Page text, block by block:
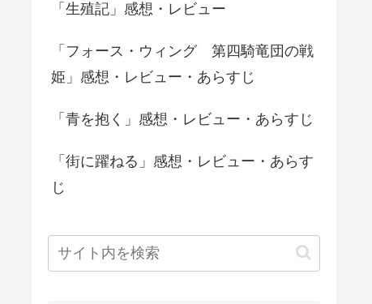
「生殖記」感想・レビュー
「フォース・ウィング 第四騎竜団の戦
姫」感想・レビュー・あらすじ
「青を抱く」感想・レビュー・あらすじ
「街に躍ねる」感想・レビュー・あらす
じ